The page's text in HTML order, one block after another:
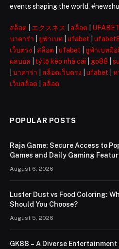
events shaping the world.
สล็อต エクスネス สล็อต UFABET
บาคาร่า
ยูฟ่าเบท ufabet
เว็บตรง
สล็อต ufabet ยูฟ่าเบทมือ
ผลบอล
tỷ lệ kèo nhà cái go88
บาคาร่า สล็อตเว็บตรง ufabet ห
เว็บสล็อต
สล็อต
POPULAR POSTS
Raja Game: Secure Access to
Games and Daily Gaming
August 6, 2026
Luster Dust vs Food Coloring:
Should You Choose?
August 5, 2026
GK88 – A Diverse